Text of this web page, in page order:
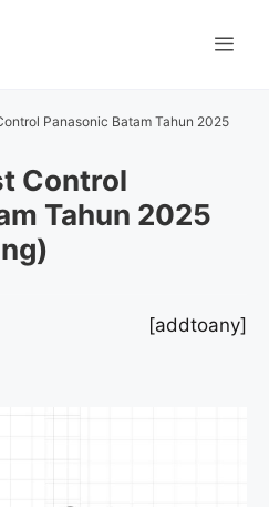
Panasonic Batam Tahun 2025
Control
Tahun 2025
[addtoany]